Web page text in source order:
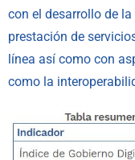
con el desarrollo de
prestación de
línea así como con
como la